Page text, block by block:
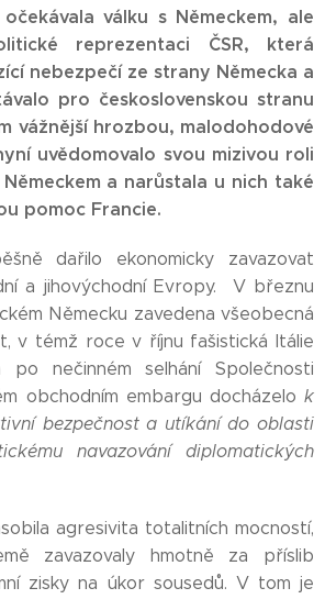
válku s Německem, ale
reprezentaci ČSR, která
nebezpečí ze strany Německa a
pro československou stranu
vážnější hrozbou, malodohodové
uvědomovalo svou mizivou roli
Německem a narůstala u nich také
pomoc Francie.
dařilo ekonomicky zavazovat
a jihovýchodní Evropy. V březnu
Německu zavedena všeobecná
v témž roce v říjnu fašistická Itálie
po nečinném selhání Společnosti
obchodním embargu docházelo k
bezpečnost a utíkánído oblasti
navazování diplomatických
agresivita totalitních mocností,
zavazovaly hmotně za příslib
zisky na úkor sousedů. V tom je